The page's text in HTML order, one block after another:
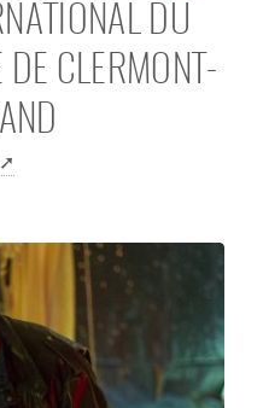
DU
DE CLERMONT-